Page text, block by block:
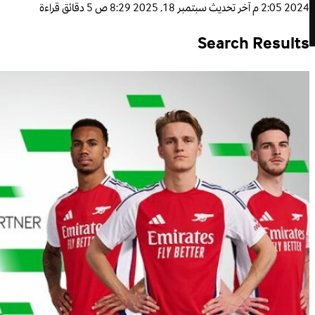
2024 2:05 م آخر تحديثسبتمبر 18, 2025 8:29 ص 5 دقائق قراءة
Search Results